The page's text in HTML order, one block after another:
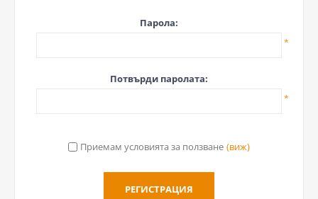
Парола:
*
Потвърди паролата:
*
Приемам условията за ползване (виж)